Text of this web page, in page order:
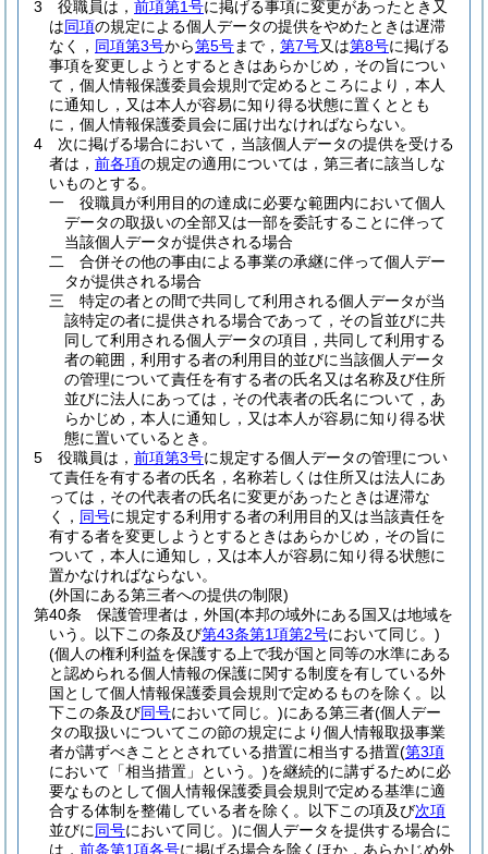
3
役職員は， 前項第1号に掲げる事項に変更があったとき又
は同項の規定による個人データの提供をやめたときは遅滞
なく， 同項第3号から第5号まで， 第7号又は第8号に掲げる
事項を変更しようとするときはあらかじめ，その旨につい
て，個人情報保護委員会規則で定めるところにより，本人
に通知し，又は本人が容易に知り得る状態に置くととも
に，個人情報保護委員会に届け出なければならない。
4
次に掲げる場合において，当該個人データの提供を受ける
者は， 前各項の規定の適用については，第三者に該当しな
いものとする。
一
役職員が利用目的の達成に必要な範囲内において個人
データの取扱いの全部又は一部を委託することに伴って
当該個人データが提供される場合
二
合併その他の事由による事業の承継に伴って個人デー
タが提供される場合
三
特定の者との間で共同して利用される個人データが当
該特定の者に提供される場合であって，その旨並びに共
同して利用される個人データの項目，共同して利用する
者の範囲，利用する者の利用目的並びに当該個人データ
の管理について責任を有する者の氏名又は名称及び住所
並びに法人にあっては，その代表者の氏名について，あ
らかじめ，本人に通知し，又は本人が容易に知り得る状
態に置いているとき。
5
役職員は， 前項第3号に規定する個人データの管理につい
て責任を有する者の氏名，名称若しくは住所又は法人にあ
っては，その代表者の氏名に変更があったときは遅滞な
く， 同号に規定する利用する者の利用目的又は当該責任を
有する者を変更しようとするときはあらかじめ，その旨に
ついて，本人に通知し，又は本人が容易に知り得る状態に
置かなければならない。
(外国にある第三者への提供の制限)
第40条
保護管理者は，外国(本邦の域外にある国又は地域を
いう。以下この条及び第43条第1項第2号において同じ。)
(個人の権利利益を保護する上で我が国と同等の水準にある
と認められる個人情報の保護に関する制度を有している外
国として個人情報保護委員会規則で定めるものを除く。以
下この条及び同号において同じ。)にある第三者(個人デー
タの取扱いについてこの節の規定により個人情報取扱事業
者が講ずべきこととされている措置に相当する措置(第3項
において「相当措置」という。)を継続的に講ずるために必
要なものとして個人情報保護委員会規則で定める基準に適
合する体制を整備している者を除く。以下この項及び次項
並びに同号において同じ。)に個人データを提供する場合に
は， 前条第1項各号に掲げる場合を除くほか，あらかじめ外